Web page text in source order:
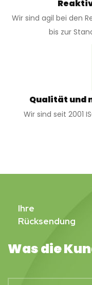
Wir sind agil bei den
bis zur
Qualität und
Wir sind seit 2001
Ihre
Rücksendung
Was die